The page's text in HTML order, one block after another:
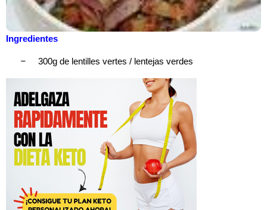
Ingredientes
– 300g de lentilles vertes / lentejas verdes